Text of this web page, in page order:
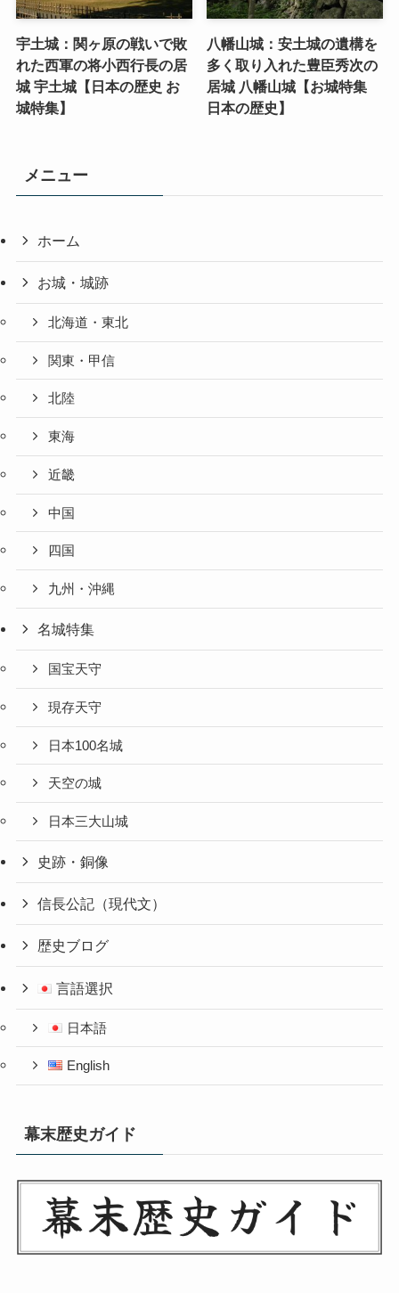
宇土城：関ヶ原の戦いで敗
れた西軍の将小西行長の居
城 宇土城【日本の歴史 お
城特集】
八幡山城：安土城の遺構を
多く取り入れた豊臣秀次の
居城 八幡山城【お城特集
日本の歴史】
メニュー
ホーム
お城・城跡
北海道・東北
関東・甲信
北陸
東海
近畿
中国
四国
九州・沖縄
名城特集
国宝天守
現存天守
日本100名城
天空の城
日本三大山城
史跡・銅像
信長公記（現代文）
歴史ブログ
言語選択
日本語
English
幕末歴史ガイド